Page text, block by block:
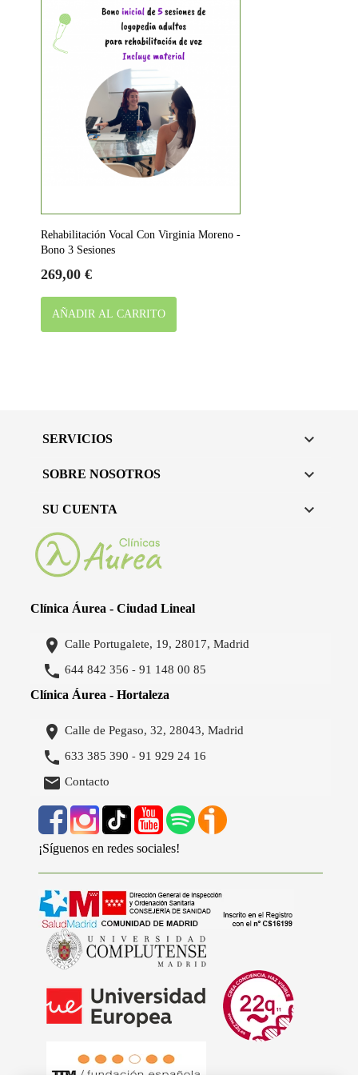
Rehabilitación Vocal Con Virginia Moreno -
Bono 3 Sesiones
Precio
269,00 €
AÑADIR AL CARRITO
SERVICIOS 
SOBRE NOSOTROS 
SU CUENTA 
Clínica Áurea - Ciudad Lineal
 Calle Portugalete, 19, 28017, Madrid
 644 842 356 -91 148 00 85
Clínica Áurea - Hortaleza
 Calle de Pegaso, 32, 28043, Madrid
 633 385 390 -91 929 24 16
 Contacto
¡Síguenos en redes sociales!